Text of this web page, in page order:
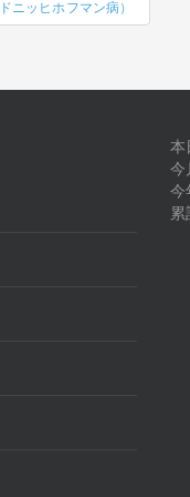
ッヒホフマン病）
本
今
今